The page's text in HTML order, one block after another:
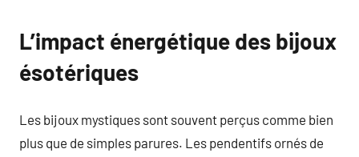
L’impact énergétique des bijoux
ésotériques
Les bijoux mystiques sont souvent perçus comme bien
plus que de simples parures. Les pendentifs ornés de